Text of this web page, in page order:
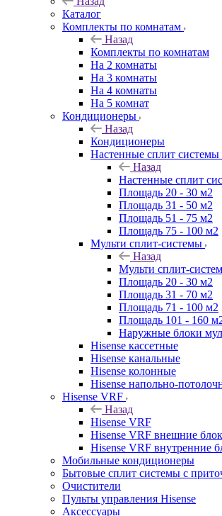
Каталог
Комплекты по комнатам
Назад
Комплекты по комнатам
На 2 комнаты
На 3 комнаты
На 4 комнаты
На 5 комнат
Кондиционеры
Назад
Кондиционеры
Настенные сплит системы
Назад
Настенные сплит
Площадь 20 - 30 м2
Площадь 31 - 50 м2
Площадь 51 - 75 м2
Площадь 75 - 100 м2
Мульти сплит-системы
Назад
Мульти сплит-
Площадь 20 - 30 м2
Площадь 31 - 70 м2
Площадь 71 - 100 м2
Площадь 101 - 160
Наружные блоки
Hisense кассетные
Hisense канальные
Hisense колонные
Hisense напольно-
Hisense VRF
Назад
Hisense VRF
Hisense VRF внешние
Hisense VRF внутренние
Мобильные кондиционеры
Бытовые сплит системы с
Очистители
Пульты управления Hisense
Аксессуары